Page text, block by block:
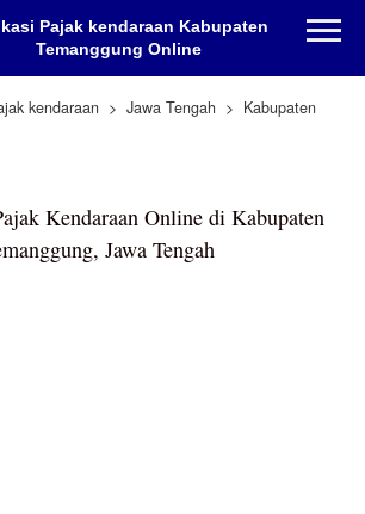
Pajak kendaraan Kabupaten
Temanggung Online
kendaraan Jawa Tengah
Kabupaten
Kendaraan Online di Kabupaten
Jawa Tengah